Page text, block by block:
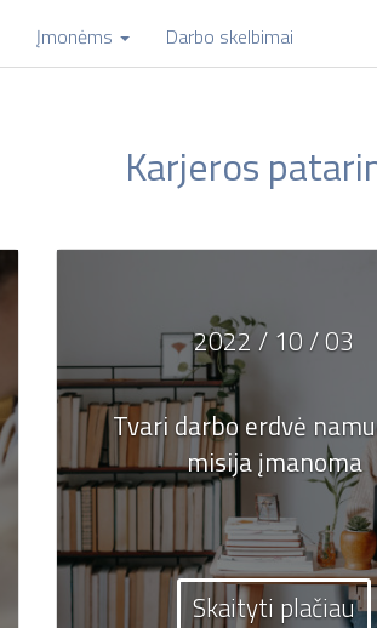
Įmonėms Darbo skelbimai
Karjeros
2022 / 10 / 03
Tvari darbo erdvė
misija įmanoma
Skaityti plačiau